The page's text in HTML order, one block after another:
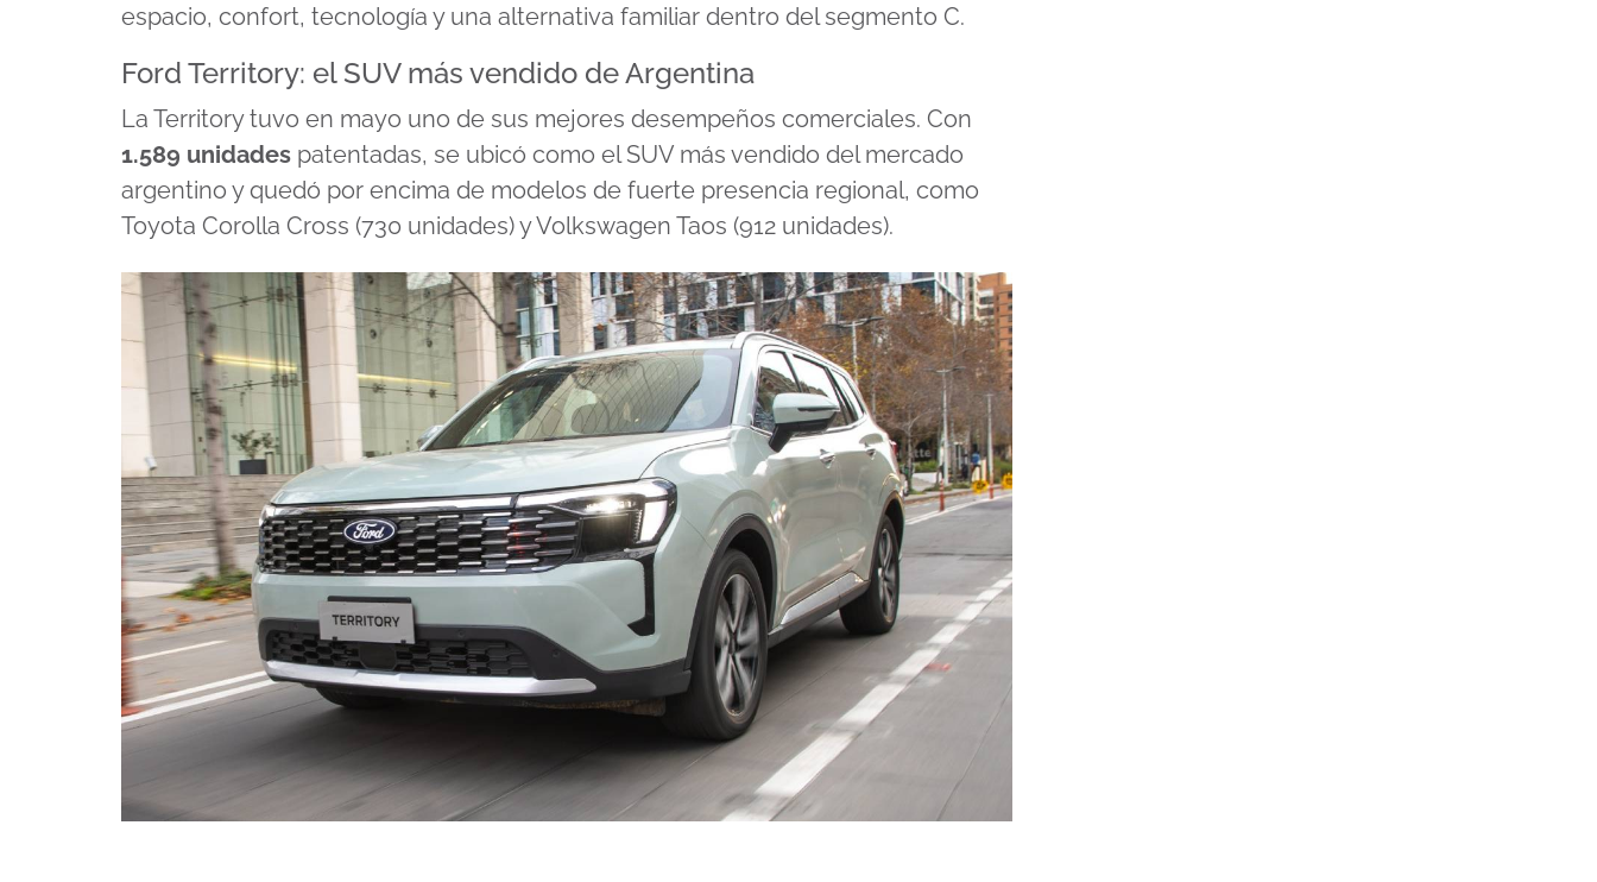
espacio, confort, tecnología y una alternativa familiar dentro del segmento C.
Ford Territory: el SUV más vendido de Argentina
La Territory tuvo en mayo uno de sus mejores desempeños comerciales. Con
1.589 unidades patentadas, se ubicó como el SUV más vendido del mercado
argentino y quedó por encima de modelos de fuerte presencia regional, como
Toyota Corolla Cross (730 unidades) y Volkswagen Taos (912 unidades).